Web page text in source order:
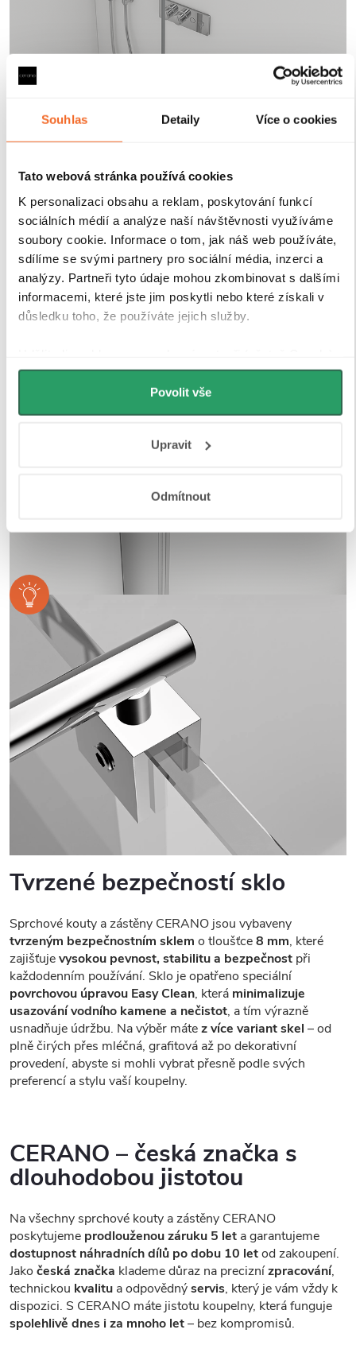
Souhlas Detaily Více o cookies
Tato webová stránka používá cookies
K personalizaci obsahu a reklam, poskytování funkcí
sociálních médií a analýze naší návštěvnosti využíváme
soubory cookie. Informace o tom, jak náš web používáte,
sdílíme se svými partnery pro sociální média, inzerci a
analýzy. Partneři tyto údaje mohou zkombinovat s dalšími
informacemi, které jste jim poskytli nebo které získali v
důsledku toho, že používáte jejich služby.
můžeme používat cookies pro analytiku a
personalizovanou reklamu. Jak Google zpracovává
osobní údaje najdete na stránkách
Povolit vše
Upravit
Odmítnout
Robustní profily pro
maximální stabilitu
odolnými hliníkovými profily o výšce 200 cm a
tloušťce 1,5 cm, které zajišťujípevné uchycení skla a
stabilitu celé konstrukce. Díky kompenzaci
drobných nerovností stěnje instalace rychlá, přesná a
bez nutnosti dalších stavebních zásahů. Antikorozní
úpravanavíc garantuje dlouhou životnost i při
každodenním používání v náročném koupelnovém
prostředí..
Tvrzené bezpečností sklo
Sprchové kouty a zástěny CERANO jsou vybaveny
tvrzeným bezpečnostním sklem o tloušťce8 mm, které
zajišťujevysokou pevnost, stabilitu a bezpečnost při
každodenním používání. Sklo je opatřeno speciální
povrchovou úpravou Easy Clean, která minimalizuje
usazování vodního kamene a nečistot, a tím výrazně
usnadňuje údržbu. Na výběr mátez více variant skel – od
plně čirých přes mléčná, grafitová až po dekorativní
provedení, abyste si mohli vybrat přesně podle svých
preferencí a stylu vaší koupelny.
CERANO – česká značka s
dlouhodobou jistotou
Na všechny sprchové kouty a zástěny CERANO
poskytujeme prodlouženou záruku 5 let a garantujeme
dostupnost náhradních dílů po dobu 10 letod zakoupení.
Jako česká značka klademe důraz na preciznízpracování,
technickou kvalitu a odpovědnýservis, který je vám vždy k
dispozici. S CERANO máte jistotu koupelny, která funguje
spolehlivě dnes i za mnoho let– bez kompromisů.